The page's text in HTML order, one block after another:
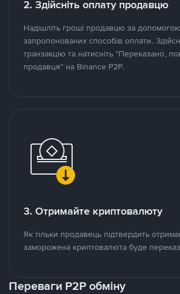
2. Здійсніть оплату продавцю
Надішліть гроші продавцю за допомогою
запропонованих способів оплати.
транзакцію та натисніть "Переказано,
продавця" на Binance P2P.
3. Отримайте криптовалюту
Як тільки продавець підтвердить
заморожена криптовалюта буде
Переваги P2P обміну